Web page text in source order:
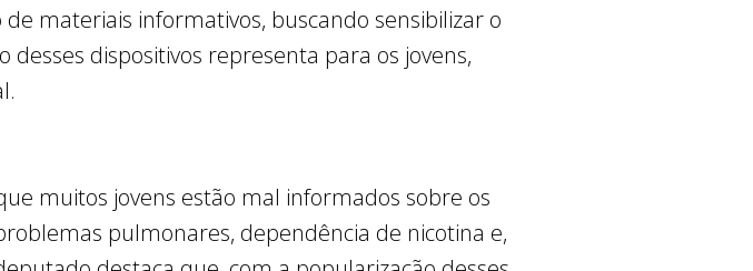
materiais informativos, buscando sensibilizar o
desses dispositivos representa para os jovens,
muitos jovens estão mal informados sobre os
pulmonares, dependência de nicotina e,